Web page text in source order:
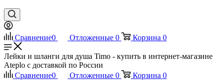
Сравнение0 Отложенные 0 Корзина 0
Лейки и шланги для душа Timo - купить в интернет-магазине
Ateplo с доставкой по России
Сравнение0 Отложенные 0 Корзина 0